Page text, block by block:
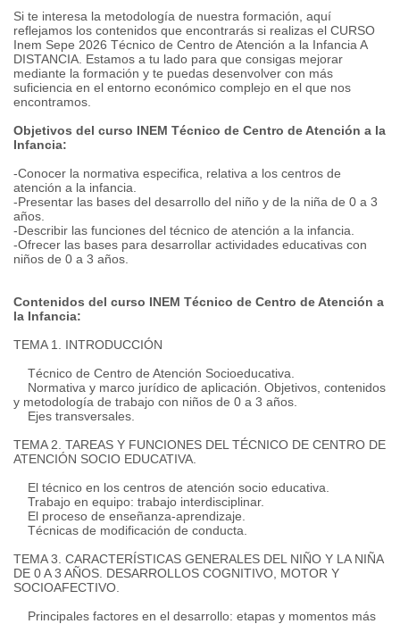
Si te interesa la metodología de nuestra formación, aquí
reflejamos los contenidos que encontrarás si realizas el CURSO
Inem Sepe 2026 Técnico de Centro de Atención a la Infancia A
DISTANCIA. Estamos a tu lado para que consigas mejorar
mediante la formación y te puedas desenvolver con más
suficiencia en el entorno económico complejo en el que nos
encontramos.
Objetivos del curso INEM Técnico de Centro de Atención a la
Infancia:
-Conocer la normativa especifica, relativa a los centros de
atención a la infancia.
-Presentar las bases del desarrollo del niño y de la niña de 0 a 3
años.
-Describir las funciones del técnico de atención a la infancia.
-Ofrecer las bases para desarrollar actividades educativas con
niños de 0 a 3 años.
Contenidos del curso INEM Técnico de Centro de Atención a
la Infancia:
TEMA 1. INTRODUCCIÓN
Técnico de Centro de Atención Socioeducativa.
Normativa y marco jurídico de aplicación. Objetivos, contenidos
y metodología de trabajo con niños de 0 a 3 años.
Ejes transversales.
TEMA 2. TAREAS Y FUNCIONES DEL TÉCNICO DE CENTRO DE
ATENCIÓN SOCIO EDUCATIVA.
El técnico en los centros de atención socio educativa.
Trabajo en equipo: trabajo interdisciplinar.
El proceso de enseñanza-aprendizaje.
Técnicas de modificación de conducta.
TEMA 3. CARACTERÍSTICAS GENERALES DEL NIÑO Y LA NIÑA
DE 0 A 3 AÑOS. DESARROLLOS COGNITIVO, MOTOR Y
SOCIOAFECTIVO.
Principales factores en el desarrollo: etapas y momentos más